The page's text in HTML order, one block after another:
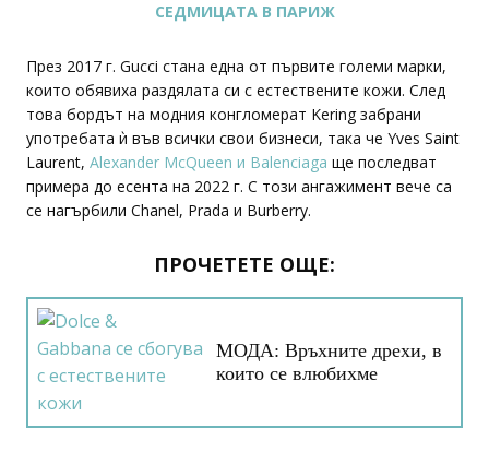
СЕДМИЦАТА В ПАРИЖ
През 2017 г. Gucci стана една от първите големи марки,
които обявиха раздялата си с естествените кожи. След
това бордът на модния конгломерат Kering забрани
употребата ѝ във всички свои бизнеси, така че Yves Saint
Laurent, Alexander McQueen и Balenciaga ще последват
примера до есента на 2022 г. С този ангажимент вече са
се нагърбили Chanel, Prada и Burberry.
ПРОЧЕТЕТЕ ОЩЕ:
МОДА: Връхните дрехи, в
които се влюбихме